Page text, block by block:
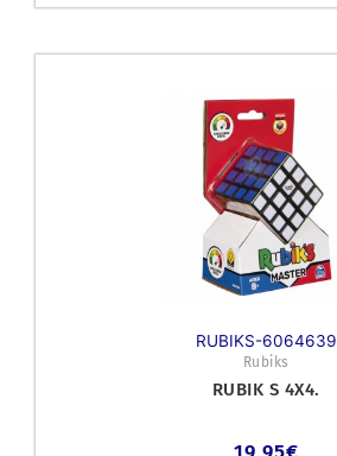
RUBIKS-6064639
Rubiks
RUBIK S 4X4.